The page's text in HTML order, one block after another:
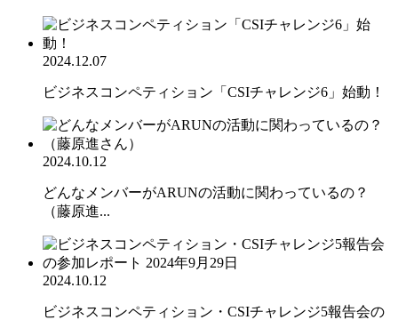
2024.12.07
ビジネスコンペティション「CSIチャレンジ6」始動！
2024.10.12
どんなメンバーがARUNの活動に関わっているの？
（藤原進...
2024.10.12
ビジネスコンペティション・CSIチャレンジ5報告会の